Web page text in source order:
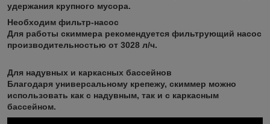
удержания крупного мусора.
Необходим фильтр-насос
Для работы скиммера рекомендуется фильтрующий насос
производительностью от 3028 л/ч.
Для надувных и каркасных бассейнов
Благодаря универсальному крепежу, скиммер можно
использовать как с надувным, так и с каркасным
бассейном.